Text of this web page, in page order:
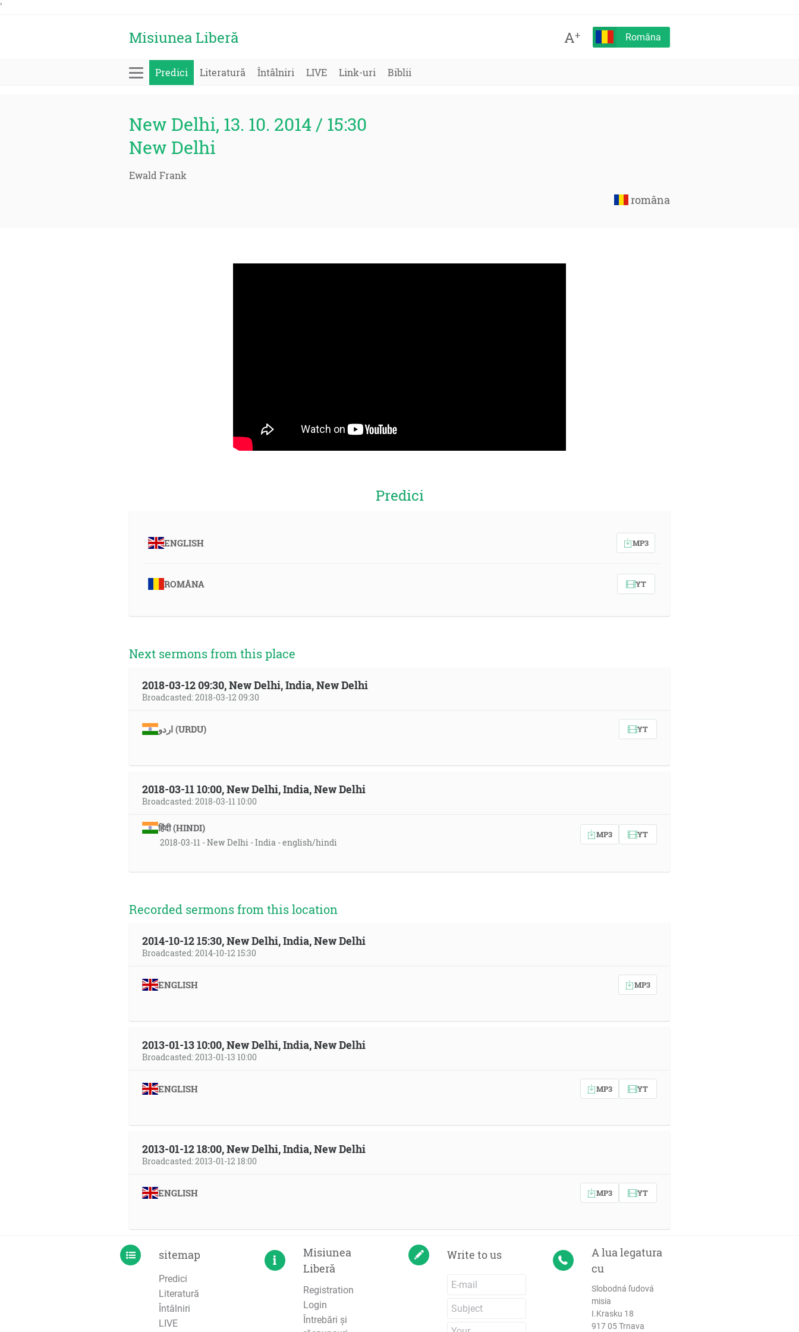
'
Misiunea Liberă A+ Româna
Predici Literatură Întâlniri LIVE Link-uri Biblii
New Delhi, 13. 10. 2014 / 15:30
New Delhi
Ewald Frank
româna
Predici
ENGLISH MP3
ROMÂNA YT
Next sermons from this place
2018-03-12 09:30, New Delhi, India, New Delhi
Broadcasted: 2018-03-12 09:30
اردو (URDU) YT
2018-03-11 10:00, New Delhi, India, New Delhi
Broadcasted: 2018-03-11 10:00
हिंदी (HINDI)
2018-03-11 - New Delhi - India - english/hindi
MP3 YT
Recorded sermons from this location
2014-10-12 15:30, New Delhi, India, New Delhi
Broadcasted: 2014-10-12 15:30
ENGLISH MP3
2013-01-13 10:00, New Delhi, India, New Delhi
Broadcasted: 2013-01-13 10:00
ENGLISH MP3 YT
2013-01-12 18:00, New Delhi, India, New Delhi
Broadcasted: 2013-01-12 18:00
ENGLISH MP3 YT
sitemap
Predici
Literatură
Întâlniri
LIVE
Misiunea
Liberă
Registration
Login
Întrebări şi
Write to us
A lua legatura
cu
Slobodná ľudová
misia
I.Krasku 18
917 05 Trnava